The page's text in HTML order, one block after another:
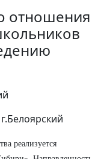
отношения
реализуется